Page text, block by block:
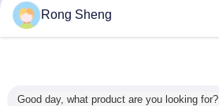
Rong Sheng
Good day, what product are you looking for?